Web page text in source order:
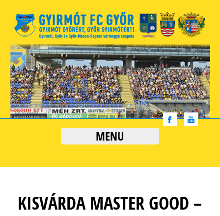
MENU
KISVÁRDA MASTER GOOD –